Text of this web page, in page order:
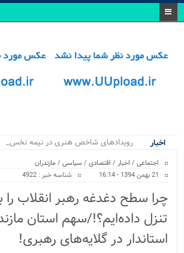
اخبار
رویدادهای شاخص هنری در نیمه نخست ۱۴۰۵_
اجتماعی / اخبار / اقتصادی / سیاسی / مازندران
شناسه خبر : 4922
چرا سطح دغدغه رهبر انقلاب را
تنزل داده‌ایم؟!/سهم استان
استاندار در گلایه‌های رهبری!